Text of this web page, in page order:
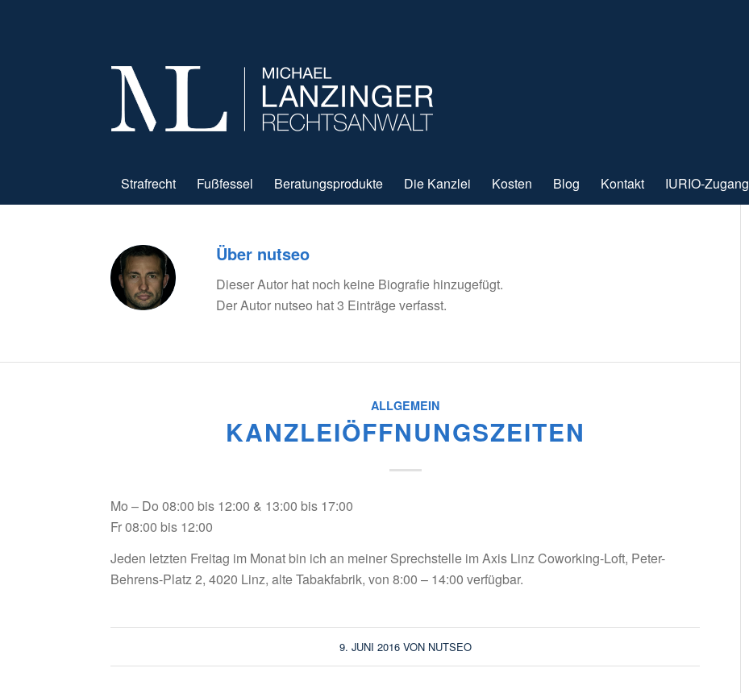
Strafrecht Fußfessel Beratungsprodukte Die Kanzlei Kosten Blog Kontakt IURIO-Zugang
Über nutseo
Dieser Autor hat noch keine Biografie hinzugefügt.
Der Autor nutseo hat 3 Einträge verfasst.
ALLGEMEIN
KANZLEIÖFFNUNGSZEITEN
Mo – Do 08:00 bis 12:00 & 13:00 bis 17:00
Fr 08:00 bis 12:00
Jeden letzten Freitag im Monat bin ich an meiner Sprechstelle im Axis Linz Coworking-Loft, Peter-
Behrens-Platz 2, 4020 Linz, alte Tabakfabrik, von 8:00 – 14:00 verfügbar.
9. JUNI 2016 VON NUTSEO